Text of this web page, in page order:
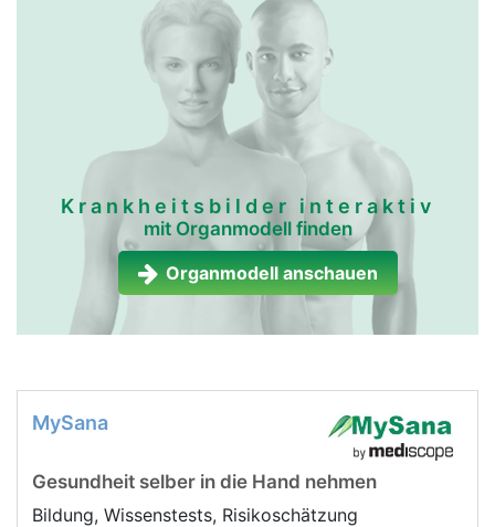
Krankheitsbilder interaktiv
mit Organmodell finden
Organmodell anschauen
MySana
Gesundheit selber in die Hand nehmen
Bildung, Wissenstests, Risikoschätzung